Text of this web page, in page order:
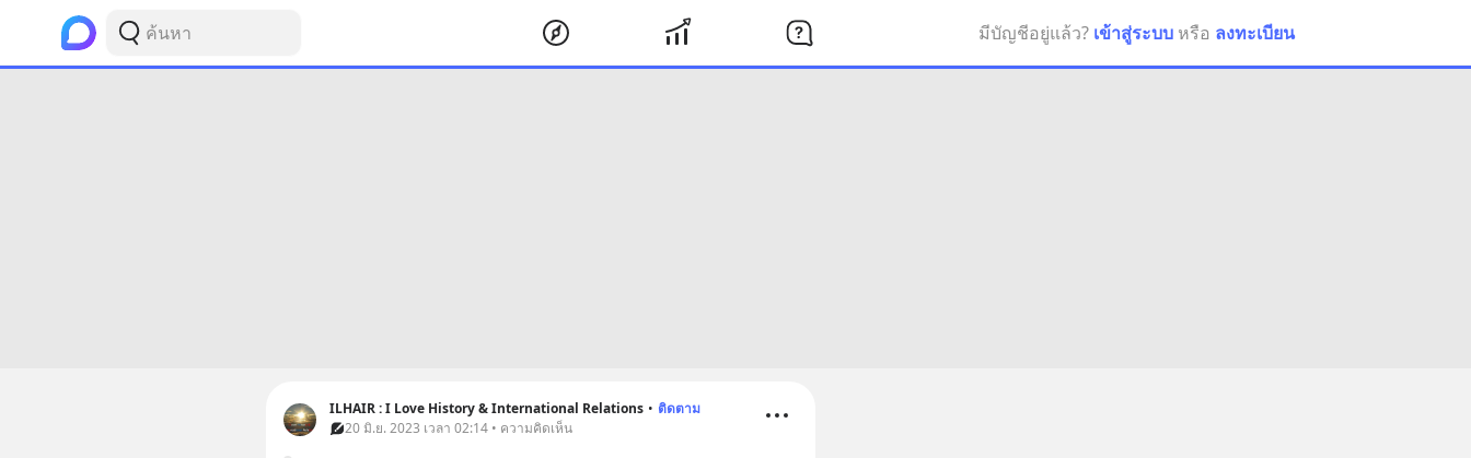
มีบัญชีอยู่แล้ว? เข้าสู่ระบบ หรือ ลงทะเบียน
ILHAIR : I Love History & International Relations • ติดตาม
20 มิ.ย. 2023 เวลา 02:14 • ความคิดเห็น